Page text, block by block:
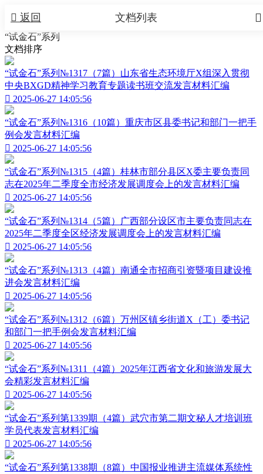
 返回 
文档列表
“试金石”系列
文档排序
“试金石”系列№1317（7篇）山东省生态环境厅X组深入贯彻
中央BXGD精神学习教育专题读书班交流发言材料汇编
 2025-06-27 14:05:56
“试金石”系列№1316（10篇）重庆市区县委书记和部门一把手
例会发言材料汇编
 2025-06-27 14:05:56
“试金石”系列№1315（4篇）桂林市部分县区X委主要负责同
志在2025年二季度全市经济发展调度会上的发言材料汇编
 2025-06-27 14:05:56
“试金石”系列№1314（5篇）广西部分设区市主要负责同志在
2025年二季度全区经济发展调度会上的发言材料汇编
 2025-06-27 14:05:56
“试金石”系列№1313（4篇）南通全市招商引资暨项目建设推
进会发言材料汇编
 2025-06-27 14:05:56
“试金石”系列№1312（6篇）万州区镇乡街道X（工）委书记
和部门一把手例会发言材料汇编
 2025-06-27 14:05:56
“试金石”系列№1311（4篇）2025年江西省文化和旅游发展大
会精彩发言材料汇编
 2025-06-27 14:05:56
“试金石”系列第1339期（4篇）武穴市第二期文秘人才培训班
学员代表发言材料汇编
 2025-06-27 14:05:56
“试金石”系列第1338期（8篇）中国报业推进主流媒体系统性